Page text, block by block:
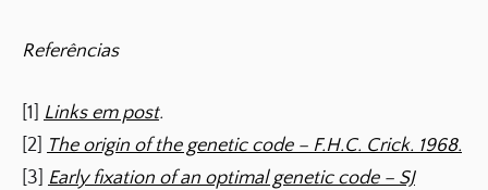
Referências
[1] Links em post.
[2] The origin of the genetic code – F.H.C. Crick. 1968.
[3] Early fixation of an optimal genetic code – SJ